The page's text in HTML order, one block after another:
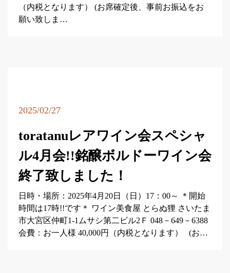
（内税となります） (お席確定後、事前お振込をお
願い致しま…
2025/02/27
toratanuレアワイン会スペシャ
ル4月会!!銘醸ボルドーワイン会
終了致しました！
日時・場所：2025年4月20日（日）17：00～ ＊開始
時間は17時!!です＊ ワイン美食屋 とらぬ狸 さいたま
市大宮区仲町1-1ムサシ第二ビル2Ｆ 048－649－6388
会費：お一人様 40,000円（内税となります） (お…